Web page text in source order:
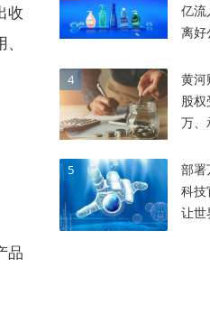
收
品
亿流
离好
4
黄河
股
万、
5
部署
科技
让世